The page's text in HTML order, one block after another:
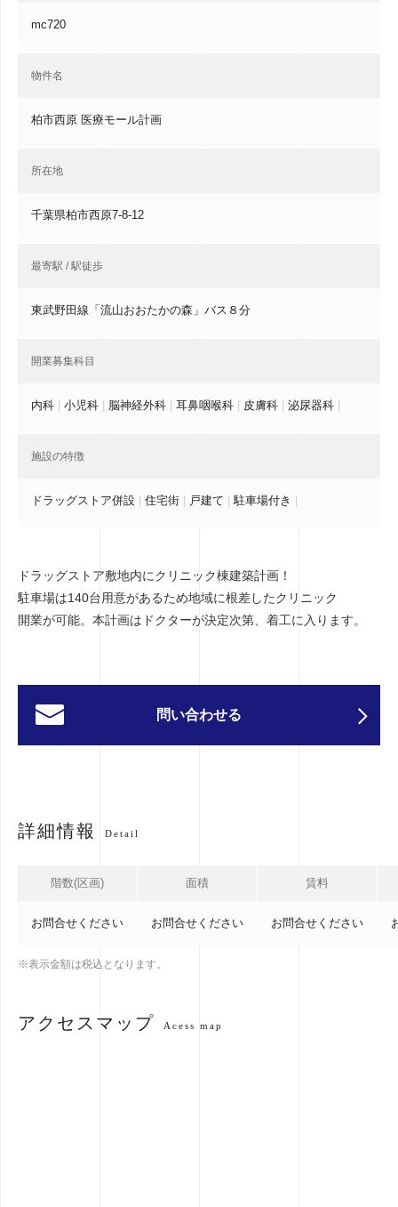
mc720
物件名
柏市西原 医療モール計画
所在地
千葉県柏市西原7-8-12
最寄駅 / 駅徒歩
東武野田線「流山おおたかの森」バス８分
開業募集科目
内科 小児科 脳神経外科 耳鼻咽喉科 皮膚科 泌尿器科
施設の特徴
ドラッグストア併設 住宅街 戸建て 駐車場付き
ドラッグストア敷地内にクリニック棟建築計画！
駐車場は140台用意があるため地域に根差したクリニック
開業が可能。本計画はドクターが決定次第、着工に入ります。
問い合わせる
詳細情報 Detail
階数(区画) 面積 賃料
お問合せください お問合せください お問合せください
※表示金額は税込となります。
アクセスマップ Acess map